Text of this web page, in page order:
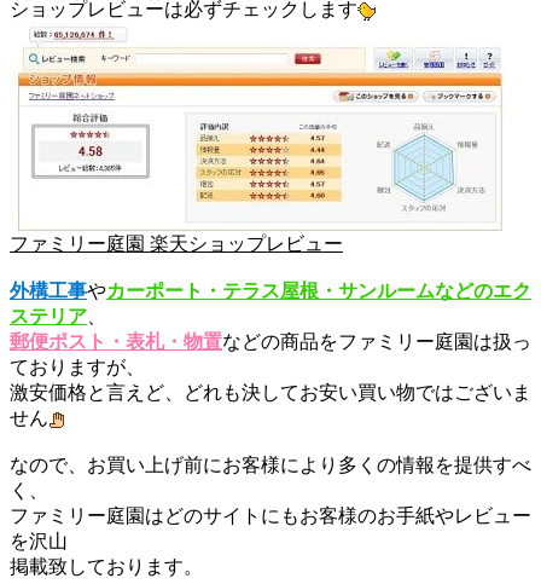
ショップレビューは必ずチェックします
ファミリー庭園 楽天ショップレビュー
外構工事やカーポート・テラス屋根・サンルームなどのエク
ステリア
郵便ポスト・表札・物置などの商品をファミリー庭園は扱っ
ておりますが、
激安価格と言えど、どれも決してお安い買い物ではございま
せん
なので、お買い上げ前にお客様により多くの情報を提供すべ
く、
ファミリー庭園はどのサイトにもお客様のお手紙やレビュー
を沢山
掲載致しております。